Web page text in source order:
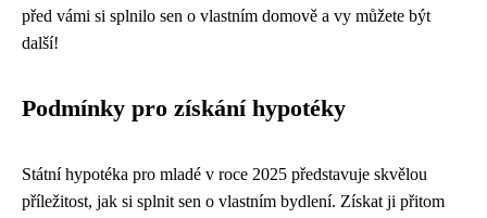
před vámi si splnilo sen o vlastním domově a vy můžete být
další!
Podmínky pro získání hypotéky
Státní hypotéka pro mladé v roce 2025 představuje skvělou
příležitost, jak si splnit sen o vlastním bydlení. Získat ji přitom